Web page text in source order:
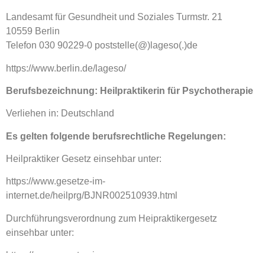
Landesamt für Gesundheit und Soziales Turmstr. 21
10559 Berlin
Telefon 030 90229-0 poststelle(@)lageso(.)de
https://www.berlin.de/lageso/
Berufsbezeichnung: Heilpraktikerin für Psychotherapie
Verliehen in: Deutschland
Es gelten folgende berufsrechtliche Regelungen:
Heilpraktiker Gesetz einsehbar unter:
https://www.gesetze-im-
internet.de/heilprg/BJNR002510939.html
Durchführungsverordnung zum Heipraktikergesetz
einsehbar unter: